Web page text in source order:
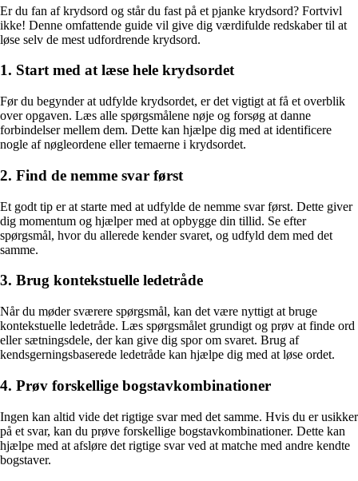
Er du fan af krydsord og står du fast på et pjanke krydsord? Fortvivl
ikke! Denne omfattende guide vil give dig værdifulde redskaber til at
løse selv de mest udfordrende krydsord.
1. Start med at læse hele krydsordet
Før du begynder at udfylde krydsordet, er det vigtigt at få et overblik
over opgaven. Læs alle spørgsmålene nøje og forsøg at danne
forbindelser mellem dem. Dette kan hjælpe dig med at identificere
nogle af nøgleordene eller temaerne i krydsordet.
2. Find de nemme svar først
Et godt tip er at starte med at udfylde de nemme svar først. Dette giver
dig momentum og hjælper med at opbygge din tillid. Se efter
spørgsmål, hvor du allerede kender svaret, og udfyld dem med det
samme.
3. Brug kontekstuelle ledetråde
Når du møder sværere spørgsmål, kan det være nyttigt at bruge
kontekstuelle ledetråde. Læs spørgsmålet grundigt og prøv at finde ord
eller sætningsdele, der kan give dig spor om svaret. Brug af
kendsgerningsbaserede ledetråde kan hjælpe dig med at løse ordet.
4. Prøv forskellige bogstavkombinationer
Ingen kan altid vide det rigtige svar med det samme. Hvis du er usikker
på et svar, kan du prøve forskellige bogstavkombinationer. Dette kan
hjælpe med at afsløre det rigtige svar ved at matche med andre kendte
bogstaver.